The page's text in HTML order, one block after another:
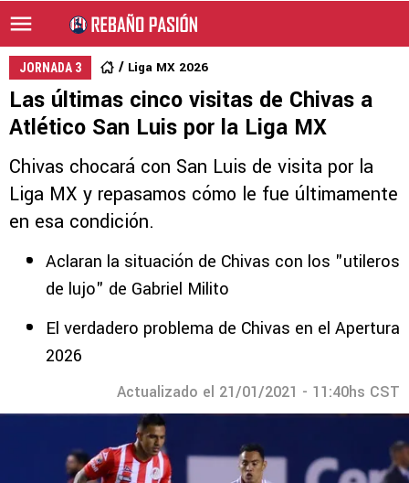
JORNADA 3 Liga MX 2026
Las últimas cinco visitas de Chivas a
Atlético San Luis por la Liga MX
Chivas chocará con San Luis de visita por la
Liga MX y repasamos cómo le fue últimamente
en esa condición.
Aclaran la situación de Chivas con los "utileros
de lujo" de Gabriel Milito
El verdadero problema de Chivas en el Apertura
2026
Actualizado el 21/01/2021 - 11:40hs CST